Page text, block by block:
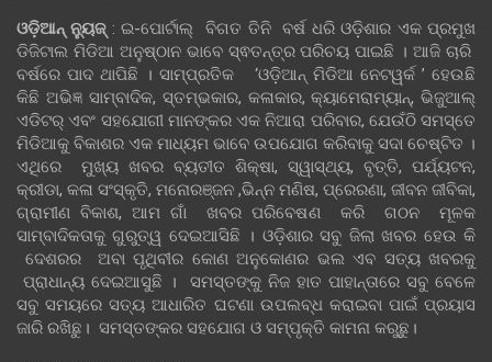
ଓଡ଼ିଆନ୍‍ ନ୍ୟୁଜ୍‍: ଇ-ପୋର୍ଟାଲ୍ ବିଗତ ତିନି ବର୍ଷ ଧରି ଓଡ଼ିଶାର ଏକ ପ୍ରମୁଖ
ଡିଜିଟାଲ ମିଡିଆ ଅନୁଷ୍ଠାନ ଭାବେ ସ୍ଵତନ୍ତ୍ର ପରିଚୟ ପାଇଛି । ଆଜି ଚାରି
ବର୍ଷରେ ପାଦ ଥାପିଛି । ସାମ୍ପ୍ରତିକ ‘ଓଡ଼ିଆନ୍‍ ମିଡିଆ ନେଟୱର୍କ ’ ହେଉଛି
କିଛି ଅଭିଜ୍ଞ ସାମ୍ବାଦିକ, ସ୍ତମ୍ଭକାର, କଳାକାର, କ୍ୟାମେରାମ୍ୟାନ୍, ଭିଜୁଆଲ୍
ଏଡିଟର୍ ଏବଂ ସହଯୋଗୀ ମାନଙ୍କର ଏକ ନିଆରା ପରିବାର, ଯେଉଁଠି ସମସ୍ତେ
ମିଡିଆକୁ ବିକାଶର ଏକ ମାଧ୍ୟମ ଭାବେ ଉପଯୋଗ କରିବାକୁ ସଦା ଚେଷ୍ଟିତ ।
ଏଥିରେ ମୁଖ୍ୟ ଖବର ବ୍ୟତୀତ ଶିକ୍ଷା, ସ୍ୱାସ୍ଥ୍ୟ, ବୃତ୍ତି, ପର୍ଯ୍ୟଟନ,
କ୍ରୀଡା, କଳା ସଂସ୍କୃତି, ମନୋରଞ୍ଜନ ,ଭିନ୍ନ ମଣିଷ, ପ୍ରେରଣା, ଜୀବନ ଜୀବିକା,
ଗ୍ରାମୀଣ ବିକାଶ, ଆମ ଗାଁ ଖବର ପରିବେଷଣ କରି ଗଠନ ମୂଳକ
ସାମ୍ବାଦିକତାକୁ ଗୁରୁତ୍ୱ ଦେଇଆସିଛି । ଓଡ଼ିଶାର ସବୁ ଜିଲା ଖବର ହେଉ କି
ଦେଶରର ଅବା ପୃଥିବୀର କୋଣ ଅନୁକୋଣର ଭଲ ଏବ ସତ୍ୟ ଖବରକୁ
ପ୍ରାଧାନ୍ୟ ଦେଇଆସୁଛି । ସମସ୍ତଙ୍କୁ ନିଜ ହାତ ପାହାନ୍ତାରେ ସବୁ ବେଳେ
ସବୁ ସମୟରେ ସତ୍ୟ ଆଧାରିତ ଘଟଣା ଉପଲବ୍ଧ କରାଇବା ପାଇଁ ପ୍ରୟାସ
ଜାରି ରଖିଛୁ। ସମସ୍ତଙ୍କର ସହଯୋଗ ଓ ସମ୍ପୃକ୍ତି କାମନା କରୁଛୁ।